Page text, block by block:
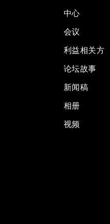
中心
会议
利益相关方
论坛故事
新闻稿
相册
视频